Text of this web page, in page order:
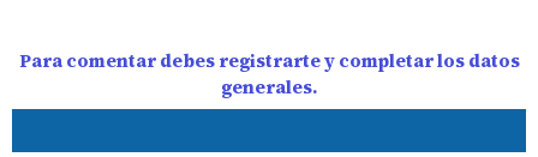
Para comentar debes registrarte y completar los datos
generales.